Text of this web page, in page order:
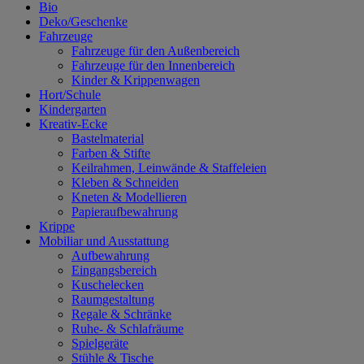
Bio
Deko/Geschenke
Fahrzeuge
Fahrzeuge für den Außenbereich
Fahrzeuge für den Innenbereich
Kinder & Krippenwagen
Hort/Schule
Kindergarten
Kreativ-Ecke
Bastelmaterial
Farben & Stifte
Keilrahmen, Leinwände & Staffeleien
Kleben & Schneiden
Kneten & Modellieren
Papieraufbewahrung
Krippe
Mobiliar und Ausstattung
Aufbewahrung
Eingangsbereich
Kuschelecken
Raumgestaltung
Regale & Schränke
Ruhe- & Schlafräume
Spielgeräte
Stühle & Tische